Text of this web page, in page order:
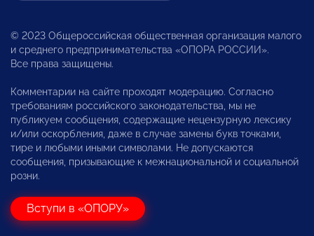
© 2023 Общероссийская общественная организация малого
и среднего предпринимательства «ОПОРА РОССИИ».
Все права защищены.
Комментарии на сайте проходят модерацию. Согласно
требованиям российского законодательства, мы не
публикуем сообщения, содержащие нецензурную лексику
и/или оскорбления, даже в случае замены букв точками,
тире и любыми иными символами. Не допускаются
сообщения, призывающие к межнациональной и социальной
розни.
Вступи в «ОПОРУ»